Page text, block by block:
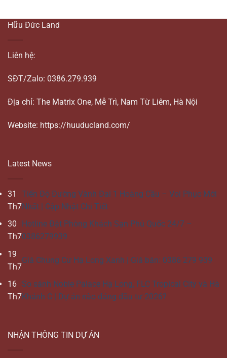
Hữu Đức Land
Liên hệ:
SĐT/Zalo: 0386.279.939
Địa chỉ: The Matrix One, Mễ Trì, Nam Từ Liêm, Hà Nội
Website: https://huuducland.com/
Latest News
31
Th7
Tiến Độ Đường Vành Đai 1 Hoàng Cầu – Voi Phục Mới
Nhất | Cập Nhật Chi Tiết
30
Th7
Hotline Đặt Phòng Khách Sạn Phú Quốc 24/7 –
0386279939
19
Th7
Giá Chung Cư Hạ Long Xanh | Giá bán: 0386 279 939
16
Th7
So sánh Noble Palace Hạ Long, FLC Tropical City và Hà
Khánh C | Dự án nào đáng đầu tư 2026?
NHẬN THÔNG TIN DỰ ÁN